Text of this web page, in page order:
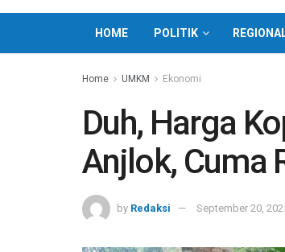
HOME POLITIK
Home UMKM Ekonomi
Duh, Harga
Anjlok, Cuma
by Redaksi September 20,